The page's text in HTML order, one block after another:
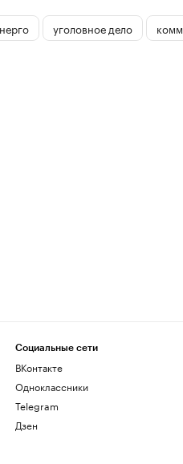
уголовное дело
Социальные сети
ВКонтакте
Одноклассники
Telegram
Дзен